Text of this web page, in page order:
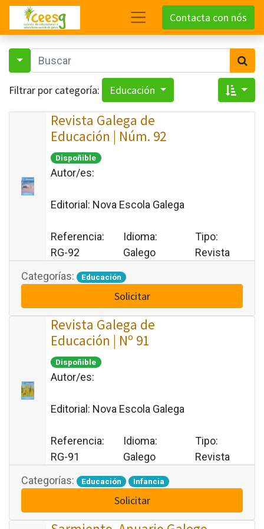
Contacta con nós
Filtrar por categoría: Educación
Revista Galega de
Educación | Núm. 92
Dispoñible
Autor/es:
Editorial: Nova Escola Galega
Referencia:
RG-92
Idioma:
Galego
Tipo:
Revista
Categorías:
Educación
Solicitar
Revista Galega de
Educación | Nº 91
Dispoñible
Autor/es:
Editorial: Nova Escola Galega
Referencia:
RG-91
Idioma:
Galego
Tipo:
Revista
Categorías:
Educación Infancia
Solicitar